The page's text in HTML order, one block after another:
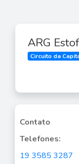
ARG
Circuito da
Contato
Telefones:
19 3585 3287